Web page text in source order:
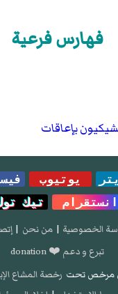
فهارس فرعية
بإعاقات
يوتيوب
انستقرام
تيك
الخصوصية | من نحن |
تبرع و دعم ❤️ donation
مرخص تحت رخصة المشاع